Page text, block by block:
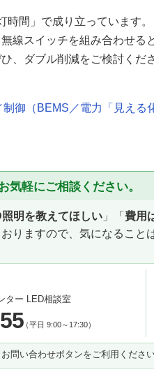
間」で成り立っています。
線スイッチを組み合わせる
、ダブル削減をご検討くだ
御（BEMS／電力「見える
気軽にご相談ください。
明を教えてほしい 」「 費用
りますので、気になること
ター LED相談室
（平日 9:00～17:30）
問い合わせボタンをご利用ください